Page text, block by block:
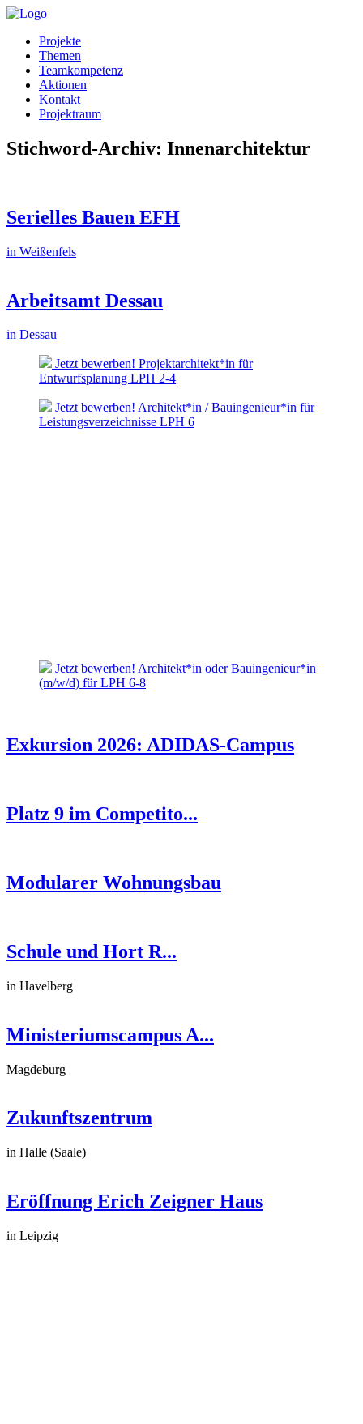
Projekte
Themen
Teamkompetenz
Aktionen
Kontakt
Projektraum
Stichword-Archiv: Innenarchitektur
Serielles Bauen EFH
in Weißenfels
Arbeitsamt Dessau
in Dessau
Jetzt bewerben! Projektarchitekt*in für
Entwurfsplanung LPH 2-4
Jetzt bewerben! Architekt*in / Bauingenieur*in für
Leistungsverzeichnisse LPH 6
Jetzt bewerben! Architekt*in oder Bauingenieur*in
(m/w/d) für LPH 6-8
Exkursion 2026: ADIDAS-Campus
Platz 9 im Competito...
Modularer Wohnungsbau
Schule und Hort R...
in Havelberg
Ministeriumscampus A...
Magdeburg
Zukunftszentrum
in Halle (Saale)
Eröffnung Erich Zeigner Haus
in Leipzig